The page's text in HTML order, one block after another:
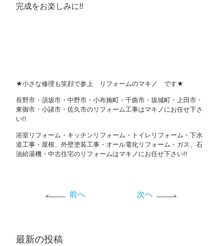
完成をお楽しみに!!
★小さな修理も笑顔で参上 リフォームのマキノ です★
長野市・須坂市・中野市・小布施町・千曲市・坂城町・上田市・
東御市・小諸市・佐久市のリフォーム工事はマキノにお任せ下さ
い!!
浴室リフォーム・キッチンリフォーム・トイレリフォーム・下水
道工事・屋根、外壁塗装工事・オール電化リフォーム・ガス、石
油給湯機・中古住宅のリフォームはマキノにお任せ下さい!!
前へ 次へ
最新の投稿